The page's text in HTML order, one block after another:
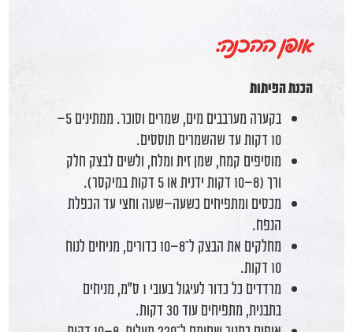
אופן ההכנה:
הכנת הפיתות
בקערה מערבבים מים, שמרים וסוכר. ממתינים 5–
10 דקות עד שהשמרים תוססים.
מוסיפים קמח, שמן זית ומלח, ולשים לבצק חלק
ורך (8–10 דקות ידנית או 5 דקות במיקסר).
מכסים ומתפיחים כשעה–שעה וחצי עד הכפלת
הנפח.
מחלקים את הבצק ל־8–10 כדורים, מניחים לנוח
10 דקות.
מרדדים כל כדור לעיגול בעובי 1 ס"מ, מניחים
בתבנית, מתפיחים עוד 30 דקות.